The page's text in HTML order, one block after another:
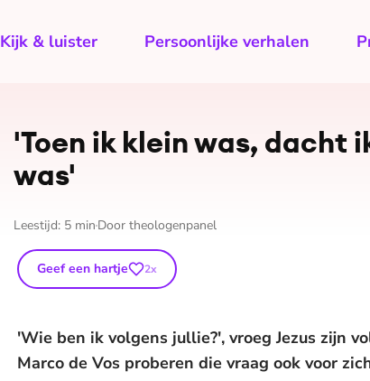
Kijk & luister Persoonlijke verhalen
'Toen ik klein was, dacht
was'
Leestijd: 5 min Door theologenpanel
Geef een hartje 2x
'Wie ben ik volgens jullie?', vroeg Jezus zijn
Marco de Vos proberen die vraag ook voor